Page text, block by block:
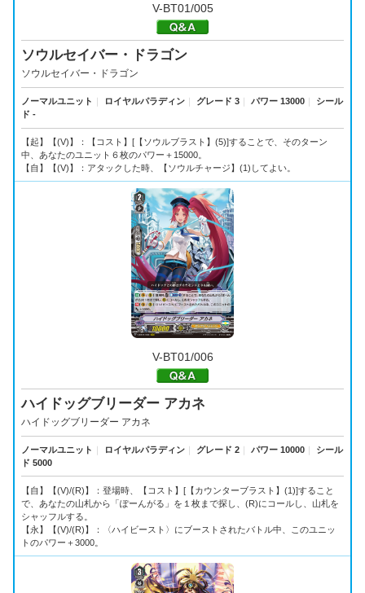
V-BT01/005
ソウルセイバー・ドラゴン
ソウルセイバー・ドラゴン
ノーマルユニット ｜ ロイヤルパラディン ｜ グレード 3 ｜ パワー 13000 ｜
シール
ド -
【起】【(V)】：【コスト】[【ソウルブラスト】(5)]することで、そのターン
中、あなたのユニット６枚のパワー＋15000。
【自】【(V)】：アタックした時、【ソウルチャージ】(1)してよい。
V-BT01/006
ハイドッグブリーダー アカネ
ハイドッグブリーダー アカネ
ノーマルユニット ｜ ロイヤルパラディン ｜ グレード 2 ｜ パワー 10000 ｜
シール
ド 5000
【自】【(V)/(R)】：登場時、【コスト】[【カウンターブラスト】(1)]すること
で、あなたの山札から「ぽーんがる」を１枚まで探し、(R)にコールし、山札を
シャッフルする。
【永】【(V)/(R)】：〈ハイビースト〉にブーストされたバトル中、このユニッ
トのパワー＋3000。